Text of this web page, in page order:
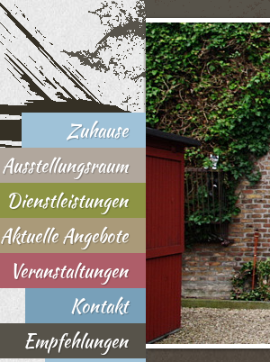
Zuhause
Ausstellungsraum
Dienstleistungen
Aktuelle Angebote
Veranstaltungen
Kontakt
Empfehlungen